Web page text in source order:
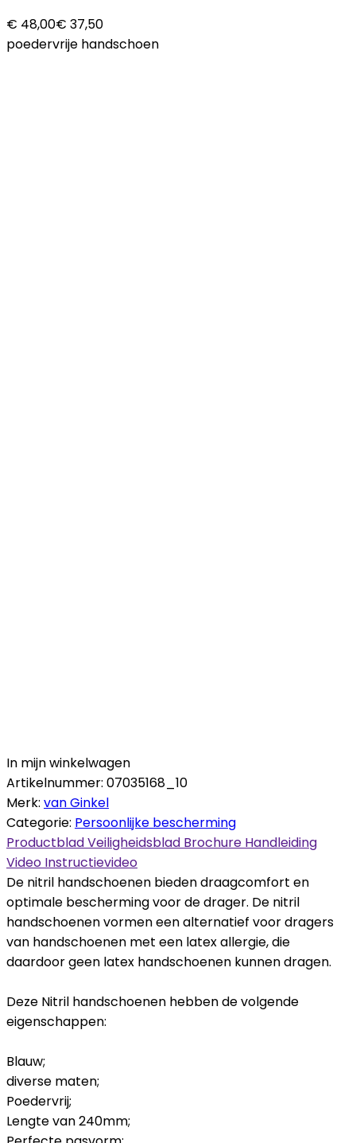
€ 48,00€ 37,50
poedervrije handschoen
In mijn winkelwagen
Artikelnummer: 07035168_10
Merk: van Ginkel
Categorie: Persoonlijke bescherming
ProductbladVeiligheidsblad Brochure Handleiding
Video Instructievideo
De nitril handschoenen bieden draagcomfort en
optimale bescherming voor de drager. De nitril
handschoenen vormen een alternatief voor dragers
van handschoenen met een latex allergie, die
daardoor geen latex handschoenen kunnen dragen.
Deze Nitril handschoenen hebben de volgende
eigenschappen:
Blauw;
diverse maten;
Poedervrij;
Lengte van 240mm;